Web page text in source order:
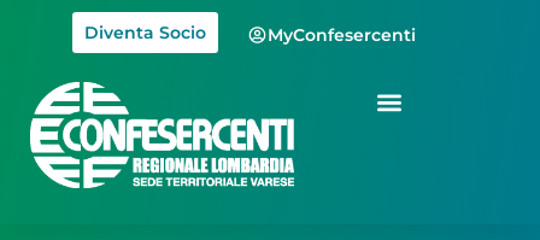
Diventa Socio MyConfesercenti